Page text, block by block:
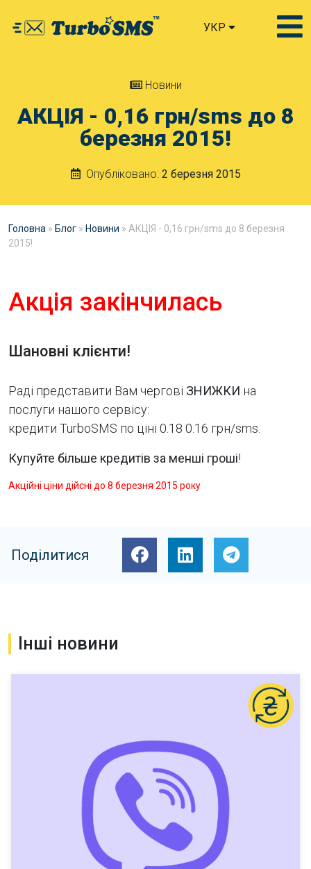
УКР
Новини
АКЦІЯ - 0,16 грн/sms до 8
березня 2015!
Опубліковано: 2 березня 2015
Головна » Блог » Новини » АКЦІЯ - 0,16 грн/sms до 8 березня
2015!
Акція закінчилась
Шановні клієнти!
Раді представити Вам чергові ЗНИЖКИ на
послуги нашого сервісу:
кредити TurboSMS по ціні 0.18 0.16 грн/sms.
Купуйте більше кредитів за менші гроші!
Акційні ціни дійсні до 8 березня 2015 року
Поділитися
Інші новини